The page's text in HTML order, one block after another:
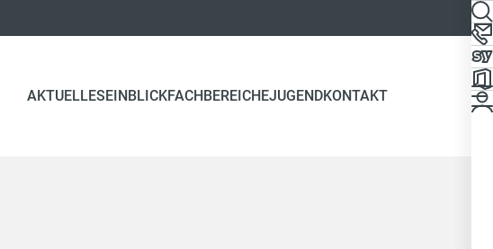
AKTUELLESEINBLICKFACHBEREICHEJUGENDKONTAKT